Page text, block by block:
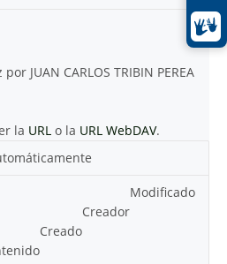
JUAN CARLOS TRIBIN PEREA
la URL o la URL WebDAV.
Modificado
Creador
Creado